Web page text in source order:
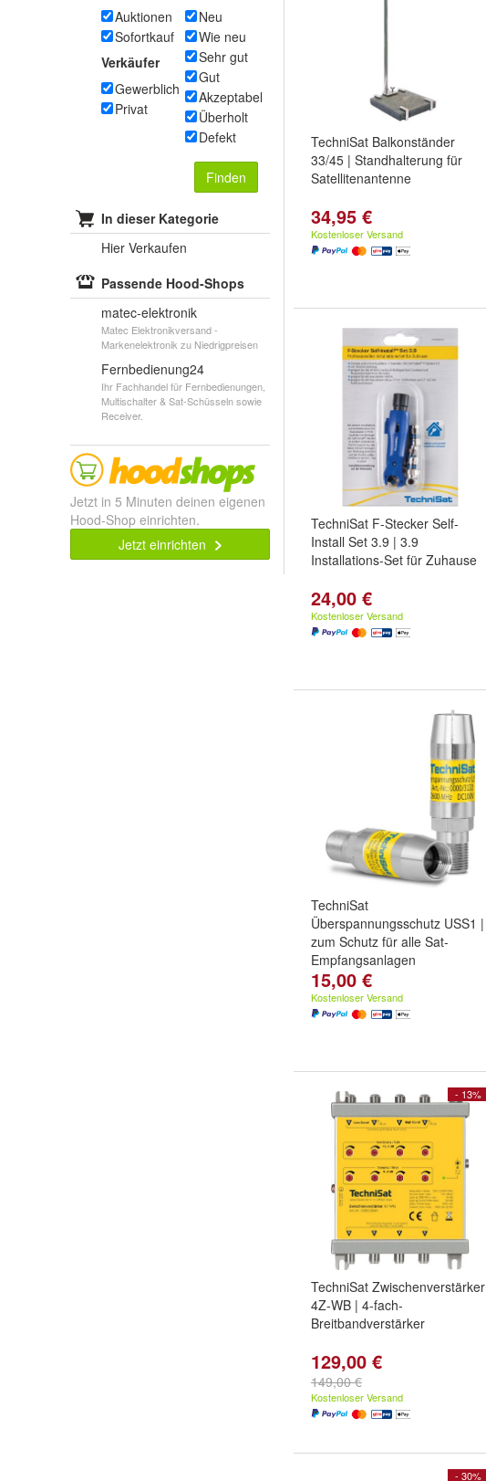
Auktionen
Sofortkauf
Verkäufer
Gewerblich
Privat
Neu
Wie neu
Sehr gut
Gut
Akzeptabel
Überholt
Defekt
Finden
In dieser Kategorie
Hier Verkaufen
Passende Hood-Shops
matec-elektronik
Matec Elektronikversand -
Markenelektronik zu Niedrigpreisen
Fernbedienung24
Ihr Fachhandel für Fernbedienungen,
Multischalter & Sat-Schüsseln sowie
Receiver.
Jetzt in 5 Minuten deinen eigenen
Hood-Shop einrichten.
Jetzt einrichten
TechniSat Balkonständer
33/45 | Standhalterung für
Satellitenantenne
34,95 €
Kostenloser Versand
TechniSat F-Stecker Self-
Install Set 3.9 | 3.9
Installations-Set für Zuhause
24,00 €
Kostenloser Versand
TechniSat
Überspannungsschutz USS1 |
zum Schutz für alle Sat-
Empfangsanlagen
15,00 €
Kostenloser Versand
- 13%
TechniSat Zwischenverstärker
4Z-WB | 4-fach-
Breitbandverstärker
129,00 €
149,00 €
Kostenloser Versand
- 30%